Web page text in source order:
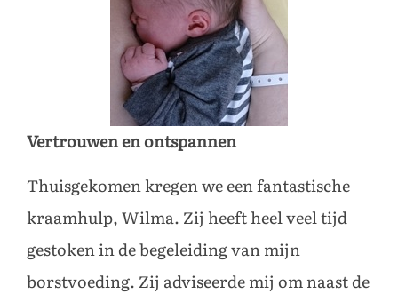
Vertrouwen en ontspannen
Thuisgekomen kregen we een fantastische
kraamhulp, Wilma. Zij heeft heel veel tijd
gestoken in de begeleiding van mijn
borstvoeding. Zij adviseerde mij om naast de